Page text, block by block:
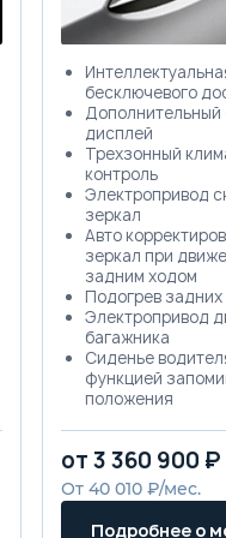
бесключевого
Дополнительный
дисплей
Трехзонный
контроль
Электропривод
зеркал
Авто
зеркал при
задним ходом
Подогрев
Электропривод
багажника
Сиденье
функцией
положения
зеркало заднего
Передние
Задние датчики
Обогрев
от 3 360 900 ₽
От 40 010 ₽/мес.
Подробнее о